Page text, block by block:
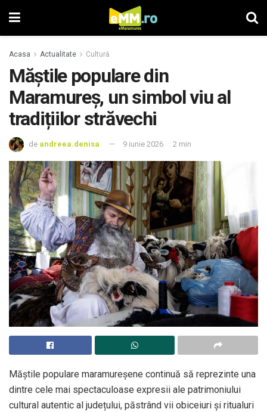
Acasa Actualitate Cultură
Măștile populare din
Maramureș, un simbol viu al
tradițiilor străvechi
de andreea.denisa 9 iunie 2026 2 min
Măștile populare maramureșene continuă să reprezinte una
dintre cele mai spectaculoase expresii ale patrimoniului
cultural autentic al județului, păstrând vii obiceiuri și ritualuri